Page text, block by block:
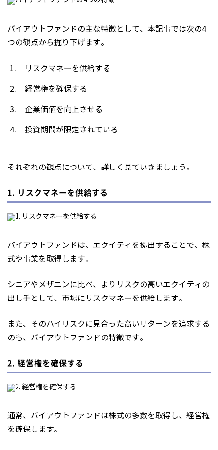
バイアウトファンドの主な特徴として、本記事では次の4
つの観点から掘り下げます。
リスクマネーを供給する
経営権を確保する
企業価値を向上させる
投資期間が限定されている
それぞれの観点について、詳しく見ていきましょう。
1. リスクマネーを供給する
バイアウトファンドは、エクイティを拠出することで、株
式や事業を取得します。
シニアやメザニンに比べ、よりリスクの高いエクイティの
出し手として、市場にリスクマネーを供給します。
また、そのハイリスクに見合った高いリターンを追求する
のも、バイアウトファンドの特徴です。
2. 経営権を確保する
通常、バイアウトファンドは株式の多数を取得し、経営権
を確保します。